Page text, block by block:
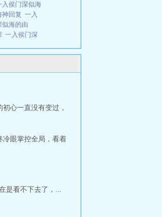
入侯门深似海
回复 一入
似海的由
一入侯门深
海 搞笑下一
什么似什
了公子帮，
心一直没有变过，
冷眼掌控全局，看着
是看不下去了，...